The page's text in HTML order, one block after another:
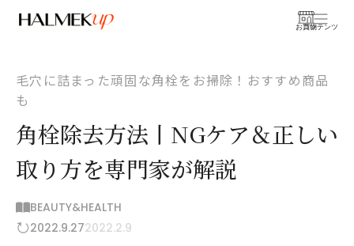
お買物
コンテンツ
毛穴に詰まった頑固な角栓をお掃除！おすすめ商品
も
角栓除去方法丨NGケア＆正しい
取り方を専門家が解説
BEAUTY&HEALTH
2022.9.272022.2.9